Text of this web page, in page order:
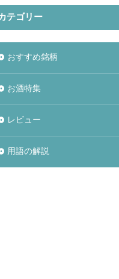
テゴリー
おすすめ銘柄
お酒特集
レビュー
用語の解説